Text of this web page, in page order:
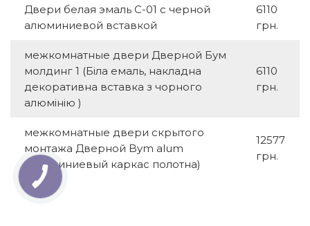
Двери белая эмаль С-01 с черной
алюминиевой вставкой
6110
грн.
межкомнатные двери Дверной Бум
молдинг 1 (Біла емаль, накладна
декоративна вставка з чорного
алюмінію )
6110
грн.
межкомнатные двери скрытого
монтажа Дверной Bym alum
(алюминиевый каркас полотна)
12577
грн.